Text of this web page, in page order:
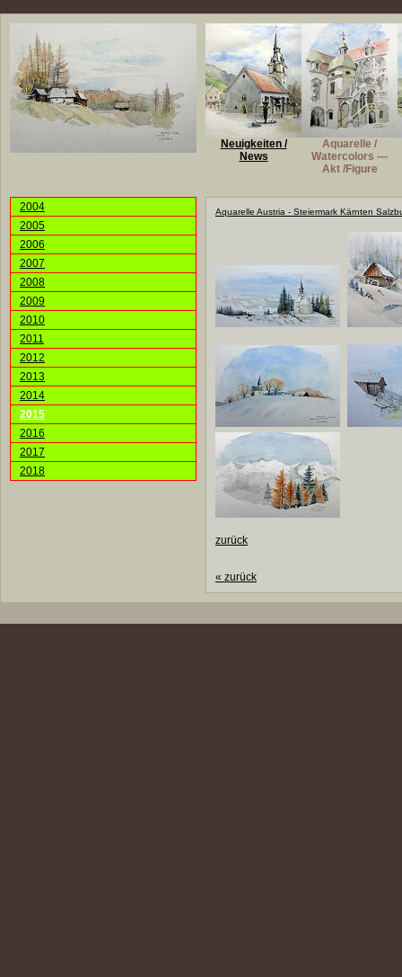
Neuigkeiten /
News
Aquarelle /
Watercolors ---
Akt /Figure
2004
2005
2006
2007
2008
2009
2010
2011
2012
2013
2014
2015
2016
2017
2018
Aquarelle Austria - Steiermark Kärnten
zurück
« zurück